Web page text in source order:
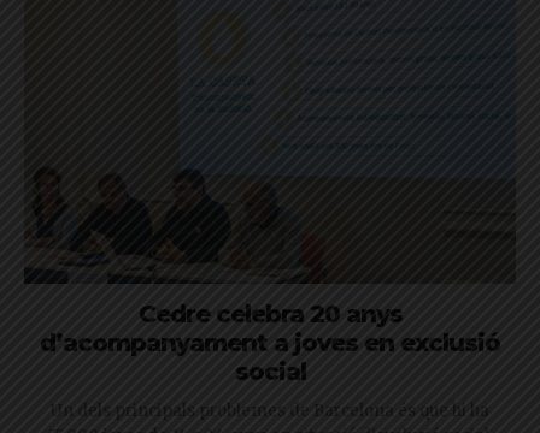
Cedre celebra 20 anys
d’acompanyament a joves en exclusió
social
Un dels principals problemes de Barcelona és que hi ha